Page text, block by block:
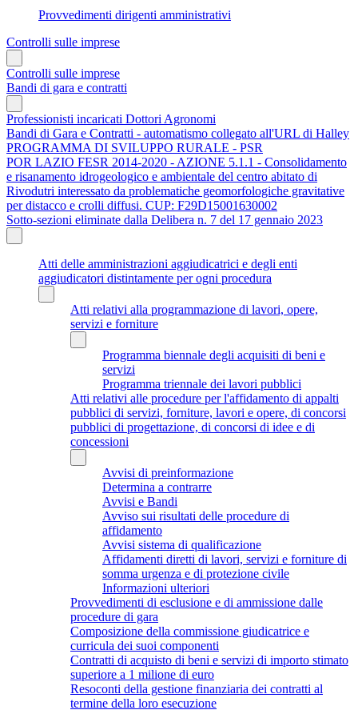
Provvedimenti dirigenti amministrativi
Controlli sulle imprese
Controlli sulle imprese
Bandi di gara e contratti
Professionisti incaricati Dottori Agronomi
Bandi di Gara e Contratti - automatismo collegato all'URL di Halley
PROGRAMMA DI SVILUPPO RURALE - PSR
POR LAZIO FESR 2014-2020 - AZIONE 5.1.1 - Consolidamento
e risanamento idrogeologico e ambientale del centro abitato di
Rivodutri interessato da problematiche geomorfologiche gravitative
per distacco e crolli diffusi. CUP: F29D15001630002
Sotto-sezioni eliminate dalla Delibera n. 7 del 17 gennaio 2023
Atti delle amministrazioni aggiudicatrici e degli enti
aggiudicatori distintamente per ogni procedura
Atti relativi alla programmazione di lavori, opere,
servizi e forniture
Programma biennale degli acquisiti di beni e
servizi
Programma triennale dei lavori pubblici
Atti relativi alle procedure per l'affidamento di appalti
pubblici di servizi, forniture, lavori e opere, di concorsi
pubblici di progettazione, di concorsi di idee e di
concessioni
Avvisi di preinformazione
Determina a contrarre
Avvisi e Bandi
Avviso sui risultati delle procedure di
affidamento
Avvisi sistema di qualificazione
Affidamenti diretti di lavori, servizi e forniture di
somma urgenza e di protezione civile
Informazioni ulteriori
Provvedimenti di esclusione e di ammissione dalle
procedure di gara
Composizione della commissione giudicatrice e
curricula dei suoi componenti
Contratti di acquisto di beni e servizi di importo stimato
superiore a 1 milione di euro
Resoconti della gestione finanziaria dei contratti al
termine della loro esecuzione